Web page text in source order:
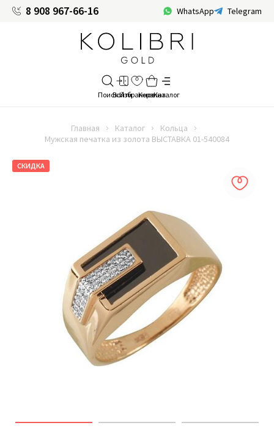
8 908 967-66-16 WhatsApp Telegram
Главная Каталог
Кольца
Мужская печатка из золота ВЫСТАВКА 01-540084
СКИДКА